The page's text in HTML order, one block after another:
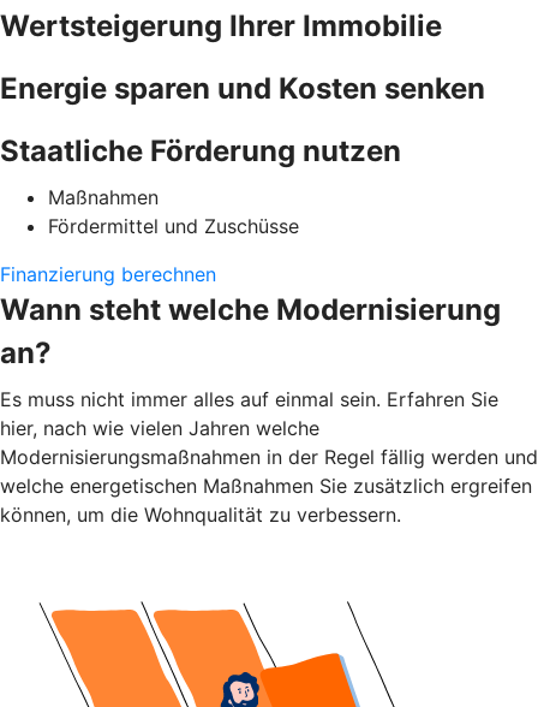
Wertsteigerung Ihrer Immobilie
Energie sparen und Kosten senken
Staatliche Förderung nutzen
Maßnahmen
Fördermittel und Zuschüsse
Finanzierung berechnen
Wann steht welche Modernisierung
an?
Es muss nicht immer alles auf einmal sein. Erfahren Sie
hier, nach wie vielen Jahren welche
Modernisierungsmaßnahmen in der Regel fällig werden und
welche energetischen Maßnahmen Sie zusätzlich ergreifen
können, um die Wohnqualität zu verbessern.